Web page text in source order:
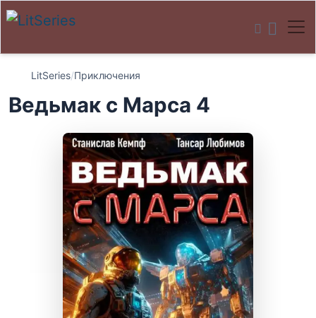
LitSeries/Приключения
Ведьмак с Марса 4